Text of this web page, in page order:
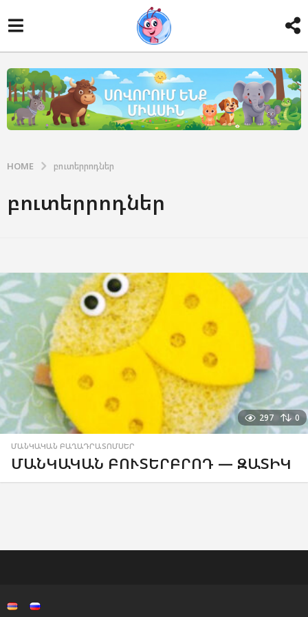
HOME բուտերրոդներ
բուտերրոդներ
297 0
ՄԱՆԿԱԿԱՆ ԲԱՂԱԴՐԱՏՈՄՍԵՐ
ՄԱՆԿԱԿԱՆ ԲՈՒՏԵՐԲՐՈԴ — ԶԱՏԻԿ